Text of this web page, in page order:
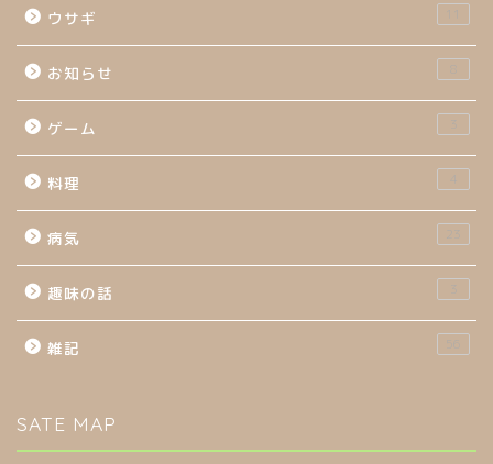
ウサギ
お知らせ
ゲーム
料理 4
病気 23
趣味の話
雑記
SATE MAP